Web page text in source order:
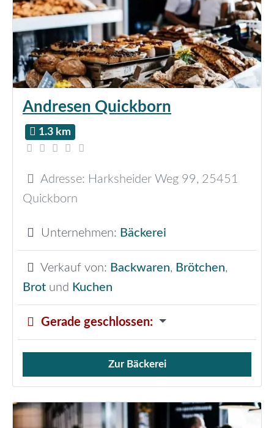
Andresen Quickborn
1.3 km
Adresse: Harksheider Weg 99, 25451
Quickborn
Unternehmen: Bäckerei
Verkauf von: Backwaren, Brötchen,
Brot und Kuchen
Gerade geschlossen:
Verkauf von Brötchen,
Zur Bäckerei